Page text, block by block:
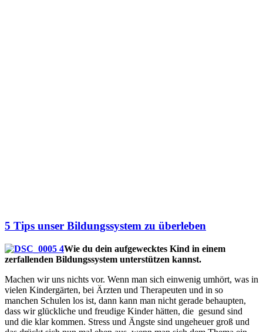
5 Tips unser Bildungssystem zu überleben
Wie du dein aufgewecktes Kind in einem
zerfallenden Bildungssystem unterstützen kannst.
Machen wir uns nichts vor. Wenn man sich einwenig umhört, was in
vielen Kindergärten, bei Ärzten und Therapeuten und in so
manchen Schulen los ist, dann kann man nicht gerade behaupten,
dass wir glückliche und freudige Kinder hätten, die gesund sind
und die klar kommen. Stress und Ängste sind ungeheuer groß und